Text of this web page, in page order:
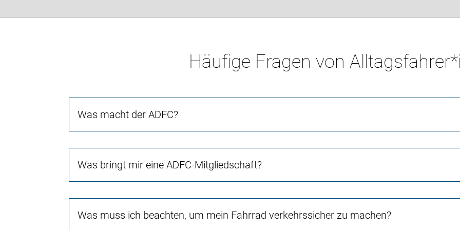
Häufige Fragen von
Was macht der ADFC?
Was bringt mir eine ADFC-Mitgliedschaft?
Was muss ich beachten, um mein Fahrrad verkehrssicher zu machen?